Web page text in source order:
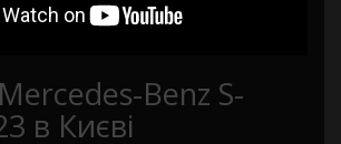
Benz S-
в Києві